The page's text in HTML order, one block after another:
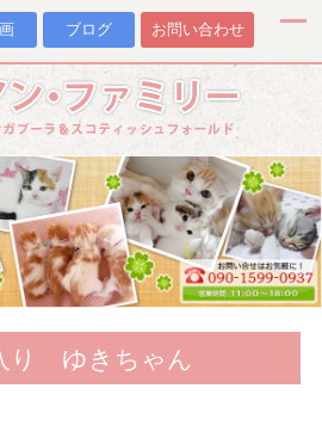
ブログ お問い合わせ
り ゆきちゃん